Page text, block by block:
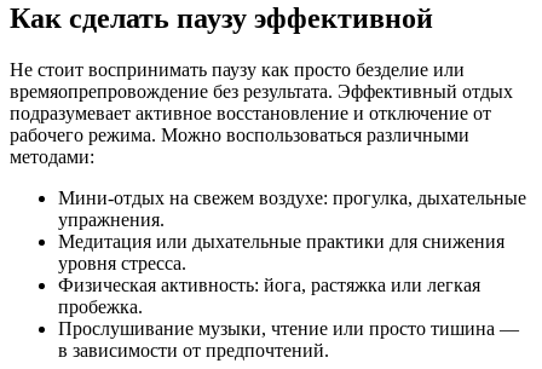
Как сделать паузу эффективной
Не стоит воспринимать паузу как просто безделие или
времяопрепровождение без результата. Эффективный отдых
подразумевает активное восстановление и отключение от
рабочего режима. Можно воспользоваться различными
методами:
Мини-отдых на свежем воздухе: прогулка, дыхательные
упражнения.
Медитация или дыхательные практики для снижения
уровня стресса.
Физическая активность: йога, растяжка или легкая
пробежка.
Прослушивание музыки, чтение или просто тишина —
в зависимости от предпочтений.